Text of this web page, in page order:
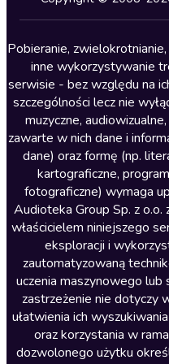
Lektury szkolne
Literatura anglojęzyczna
Literatura faktu
Literatura obyczajowa
Literatura piękna obca
Literatura piękna polska
Nagrania relaksacyjne
Nauka języków
Nauki humanistyczne
Podcasty i audycje
Polityka
Prasa
Religia
Pobieranie,
inne wykorzystywanie
serwisie - bez względu na
szczególności lecz nie
muzyczne,
zawarte w nich dane i
dane) oraz formę (np.
kartograficzne,
fotograficzne) wymaga
Audioteka Group Sp. z
właścicielem niniejszego
eksploracji i
zautomatyzowaną
uczenia maszynowego
zastrzeżenie nie dotyczy
ułatwienia ich
oraz korzystania w
dozwolonego użytku